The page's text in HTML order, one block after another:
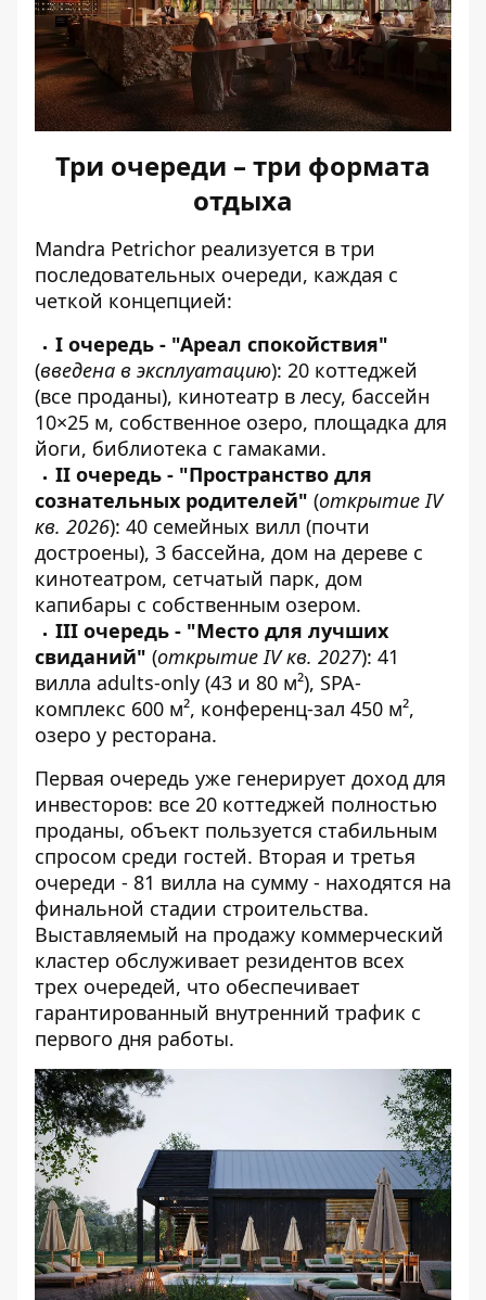
Три очереди – три формата
отдыха
Mandra Petrichor реализуется в три
последовательных очереди, каждая с
четкой концепцией:
I очередь - "Ареал спокойствия"
(введена в эксплуатацию): 20 коттеджей
(все проданы), кинотеатр в лесу, бассейн
10×25 м, собственное озеро, площадка для
йоги, библиотека с гамаками.
II очередь - "Пространство для
сознательных родителей" (открытие IV
кв. 2026): 40 семейных вилл (почти
достроены), 3 бассейна, дом на дереве с
кинотеатром, сетчатый парк, дом
капибары с собственным озером.
III очередь - "Место для лучших
свиданий" (открытие IV кв. 2027): 41
вилла adults-only (43 и 80 м²), SPA-
комплекс 600 м², конференц-зал 450 м²,
озеро у ресторана.
Первая очередь уже генерирует доход для
инвесторов: все 20 коттеджей полностью
проданы, объект пользуется стабильным
спросом среди гостей. Вторая и третья
очереди - 81 вилла на сумму - находятся на
финальной стадии строительства.
Выставляемый на продажу коммерческий
кластер обслуживает резидентов всех
трех очередей, что обеспечивает
гарантированный внутренний трафик с
первого дня работы.